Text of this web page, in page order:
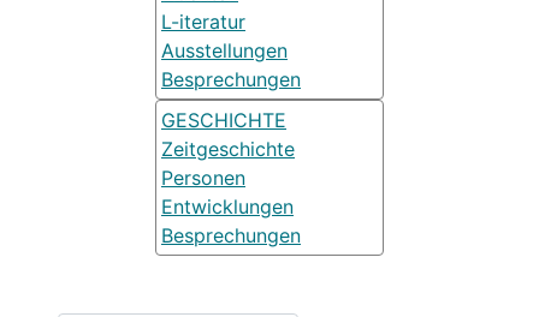
L-iteratur
Ausstellungen
Besprechungen
GESCHICHTE
Zeitgeschichte
Personen
Entwicklungen
Besprechungen